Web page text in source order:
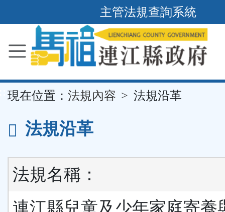
內
容
主管法規查詢系統
現在位置： 法規內容 法規沿革
法規沿革
法規名稱：
連江縣兒童及少年家庭寄養